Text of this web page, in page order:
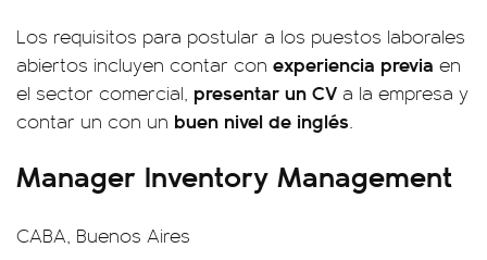
Los requisitos para postular a los puestos laborales
abiertos incluyen contar con experiencia previa en
el sector comercial, presentar un CV a la empresa y
contar un con un buen nivel de inglés.
Manager Inventory Management
CABA, Buenos Aires